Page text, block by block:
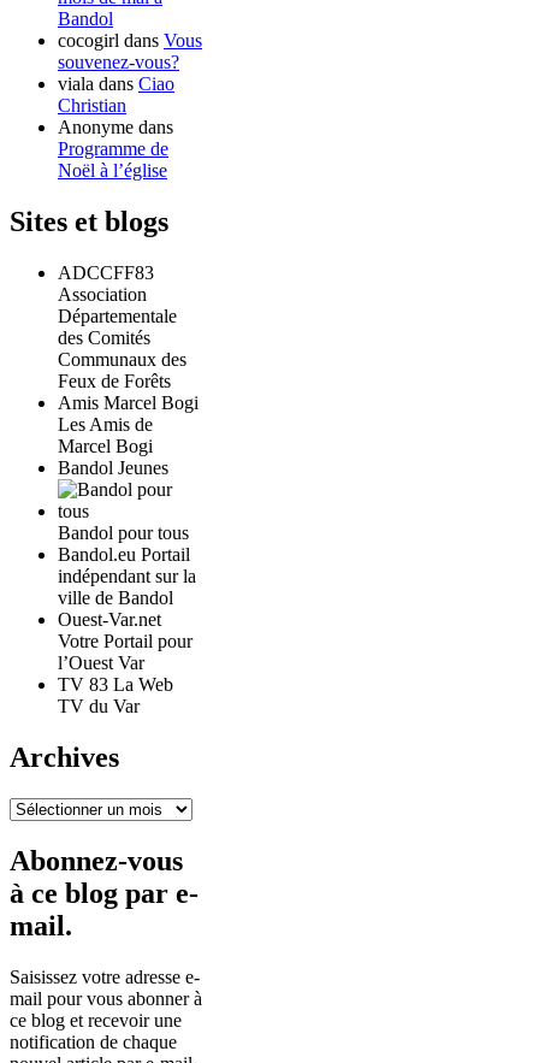
Bandol
cocogirl dans Vous
souvenez-vous?
viala dans Ciao
Christian
Anonyme dans
Programme de
Noël à l’église
Sites et blogs
ADCCFF83
Association
Départementale
des Comités
Communaux des
Feux de Forêts
Amis Marcel Bogi
Les Amis de
Marcel Bogi
Bandol Jeunes
Bandol pour tous
Bandol.eu Portail
indépendant sur la
ville de Bandol
Ouest-Var.net
Votre Portail pour
l’Ouest Var
TV 83 La Web
TV du Var
Archives
Archives
Abonnez-vous
à ce blog par e-
mail.
Saisissez votre adresse e-
mail pour vous abonner à
ce blog et recevoir une
notification de chaque